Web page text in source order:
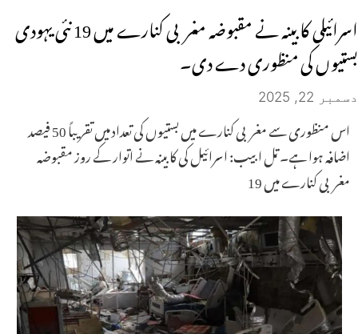
اسرائیلی کابینہ نے مقبوضہ مغربی کنارے میں 19 نئی یہودی
بستیوں کی منظوری دے دی۔
دسمبر 22, 2025
اس منظوری سے مغربی کنارے میں بستیوں کی تعداد میں تقریباً 50 فیصد
اضافہ ہوا ہے۔ تل ابیب: اسرائیل کی کابینہ نے اتوار کے روز مقبوضہ
مغربی کنارے میں 19